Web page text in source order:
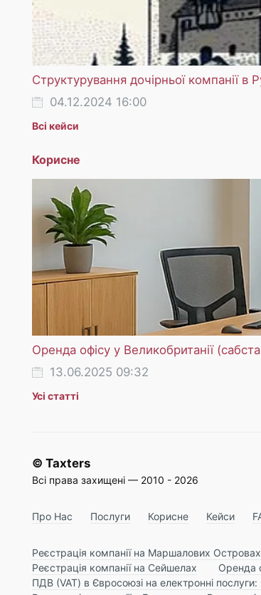
Структурування дочірньої компанії в
04.12.2024 16:00
Всі кейси
Корисне
Оренда офісу у Великобританії
13.06.2025 09:32
Усі статті
© Taxters
Всі права захищені — 2010 - 2026
Про Нас Послуги Корисне Кейси
Реєстрація компанії на Маршалових Островах
Реєстрація компанії на Сейшелах
Оренда
ПДВ (VAT) в Євросоюзі на електронні